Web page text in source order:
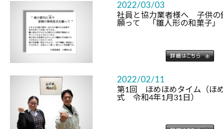
2022/03/03
社員と協力業者様へ 子供の
願って 「雛人形の和菓子
2022/02/11
第1回 ほめほめタイム（ほ
式 令和4年1月31日）